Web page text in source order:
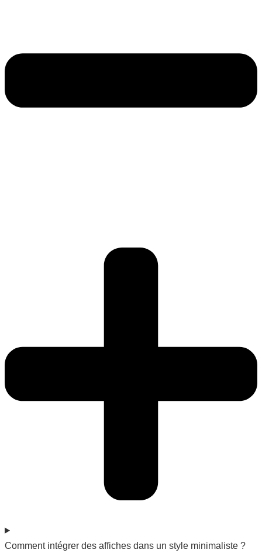
Comment intégrer des affiches dans un style minimaliste ?